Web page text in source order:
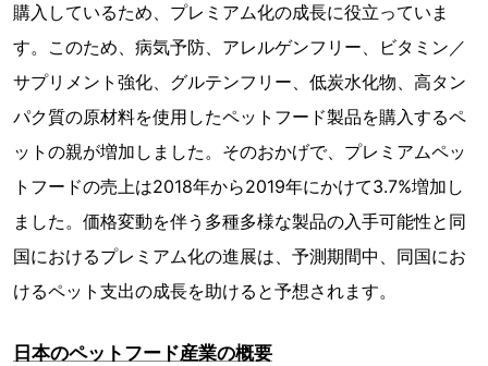
購入しているため、プレミアム化の成長に役立っていま
す。このため、病気予防、アレルゲンフリー、ビタミン／
サプリメント強化、グルテンフリー、低炭水化物、高タン
パク質の原材料を使用したペットフード製品を購入するペ
ットの親が増加しました。そのおかげで、プレミアムペッ
トフードの売上は2018年から2019年にかけて3.7%増加し
ました。価格変動を伴う多種多様な製品の入手可能性と同
国におけるプレミアム化の進展は、予測期間中、同国にお
けるペット支出の成長を助けると予想されます。
日本のペットフード産業の概要